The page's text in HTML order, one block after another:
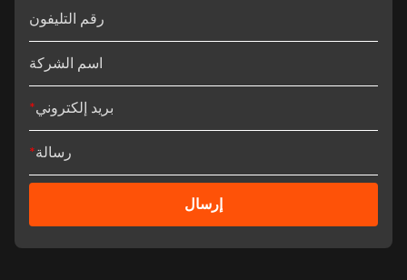
رقم التليفون
اسم الشركة
بريد إلكتروني*
رسالة *
إرسال